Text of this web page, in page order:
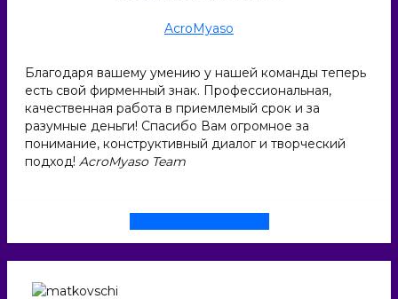
AcroMyaso
Благодаря вашему умению у нашей команды теперь
есть свой фирменный знак. Профессиональная,
качественная работа в приемлемый срок и за
разумные деньги! Спасибо Вам огромное за
понимание, конструктивный диалог и творческий
подход! AcroMyaso Team